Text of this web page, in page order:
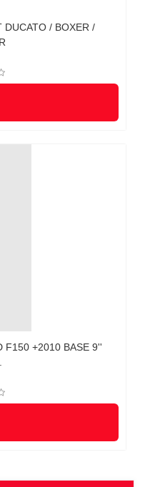
DUCATO / BOXER /
F150 +2010 BASE 9''